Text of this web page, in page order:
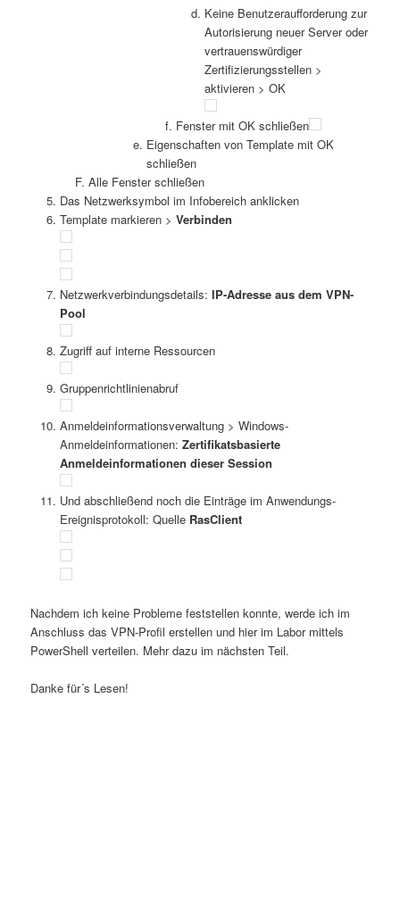
Keine Benutzeraufforderung zur
Autorisierung neuer Server oder
vertrauenswürdiger
Zertifizierungsstellen >
aktivieren > OK
Fenster mit OK schließen
Eigenschaften von Template mit OK
schließen
Alle Fenster schließen
Das Netzwerksymbol im Infobereich anklicken
Template markieren > Verbinden
Netzwerkverbindungsdetails: IP-Adresse aus dem VPN-
Pool
Zugriff auf interne Ressourcen
Gruppenrichtlinienabruf
Anmeldeinformationsverwaltung > Windows-
Anmeldeinformationen: Zertifikatsbasierte
Anmeldeinformationen dieser Session
Und abschließend noch die Einträge im Anwendungs-
Ereignisprotokoll: Quelle RasClient
Nachdem ich keine Probleme feststellen konnte, werde ich im
Anschluss das VPN-Profil erstellen und hier im Labor mittels
PowerShell verteilen. Mehr dazu im nächsten Teil.
Danke für´s Lesen!